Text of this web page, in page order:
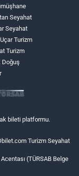
Seyahat
Seyahat
Turizm
Turizm
Doğuş
bileti platformu.
Turizm Seyahat
(TÜRSAB Belge